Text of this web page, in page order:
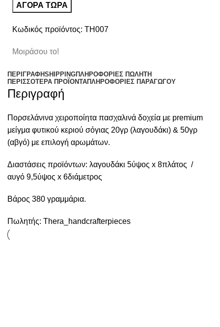
ΑΓΟΡΑ ΤΩΡΑ
Κωδικός προϊόντος: TH007
Μοιράσου το!
ΠΕΡΙΓΡΑΦΉSHIPPINGΠΛΗΡΟΦΟΡΊΕΣ ΠΩΛΗΤΉ
ΠΕΡΙΣΣΌΤΕΡΑ ΠΡΟΪΌΝΤΑΠΛΗΡΟΦΟΡΙΕΣ ΠΑΡΑΓΩΓΟΥ
Περιγραφή
Πορσελάνινα χειροποίητα πασχαλινά δοχεία με premium
μείγμα φυτικού κεριού σόγιας 20γρ (λαγουδάκι) & 50γρ
(αβγό) με επιλογή αρωμάτων.
Διαστάσεις προϊόντων: λαγουδάκι 5ύψος x 8πλάτος /
αυγό 9,5ύψος x 6διάμετρος
Βάρος 380 γραμμάρια.
Πωλητής: Thera_handcrafterpieces